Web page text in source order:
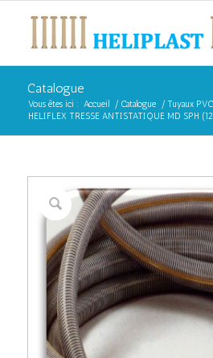
Catalogue
Vous êtes ici : Accueil / Catalogue / Tuyaux PVC
HELIFLEX TRESSE ANTISTATIQUE MD SPH